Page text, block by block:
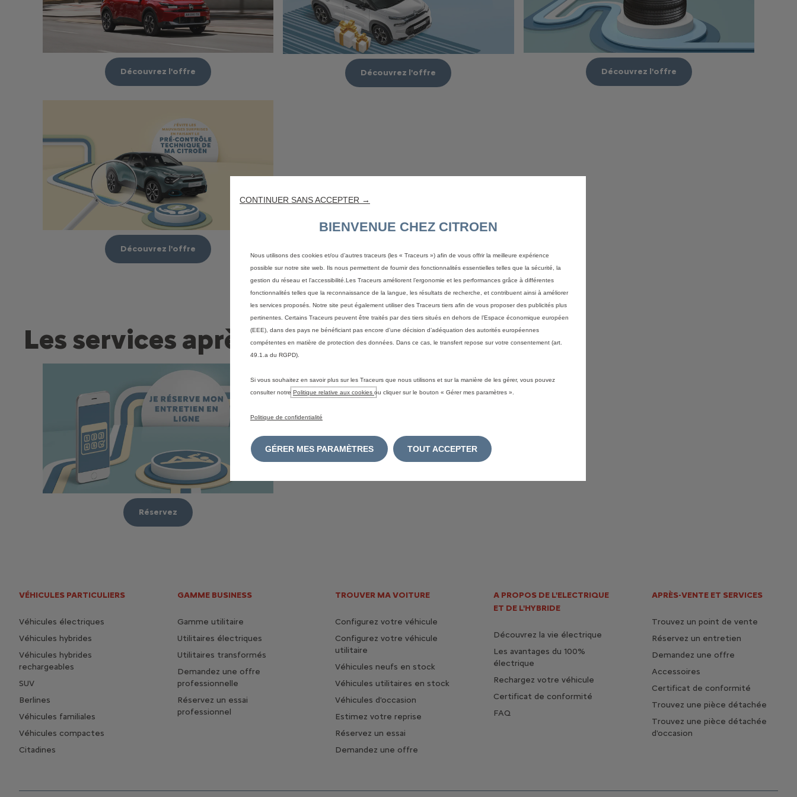
Découvrez l'offre
Découvrez l'offre
Découvrez l'offre Découvrez l'offre
Les services après-vente Citroën
Réservez
VÉHICULES PARTICULIERS
Véhicules électriques
Véhicules hybrides
Véhicules hybrides
rechargeables
SUV
Berlines
Véhicules familiales
Véhicules compactes
Citadines
GAMME BUSINESS
Gamme utilitaire
Utilitaires électriques
Utilitaires transformés
Demandez une offre
professionnelle
Réservez un essai
professionnel
TROUVER MA VOITURE
Configurez votre véhicule
Configurez votre véhicule
utilitaire
Véhicules neufs en stock
Véhicules utilitaires en stock
Véhicules d'occasion
Estimez votre reprise
Réservez un essai
Demandez une offre
A PROPOS DE L'ELECTRIQUE
ET DE L'HYBRIDE
Découvrez la vie électrique
Les avantages du 100%
électrique
Rechargez votre véhicule
Certificat de conformité
FAQ
APRÈS-VENTE ET SERVICES
Trouvez un point de vente
Réservez un entretien
Demandez une offre
Accessoires
Certificat de conformité
Trouvez une pièce détachée
Trouvez une pièce détachée
d'occasion
CONTINUER SANS ACCEPTER →
BIENVENUE CHEZ CITROEN
Nous utilisons des cookies et/ou d’autres traceurs (les « Traceurs ») afin de vous offrir la meilleure expérience
possible sur notre site web. Ils nous permettent de fournir des fonctionnalités essentielles telles que la sécurité, la
gestion du réseau et l’accessibilité.Les Traceurs améliorent l’ergonomie et les performances grâce à différentes
fonctionnalités telles que la reconnaissance de la langue, les résultats de recherche, et contribuent ainsi à améliorer
les services proposés. Notre site peut également utiliser des Traceurs tiers afin de vous proposer des publicités plus
pertinentes. Certains Traceurs peuvent être traités par des tiers situés en dehors de l’Espace économique européen
(EEE), dans des pays ne bénéficiant pas encore d’une décision d’adéquation des autorités européennes
compétentes en matière de protection des données. Dans ce cas, le transfert repose sur votre consentement (art.
49.1.a du RGPD).
Si vous souhaitez en savoir plus sur les Traceurs que nous utilisons et sur la manière de les gérer, vous pouvez
consulter notre Politique relative aux cookies ou cliquer sur le bouton « Gérer mes paramètres ».
Politique de confidentialité
GÉRER MES PARAMÈTRES TOUT ACCEPTER